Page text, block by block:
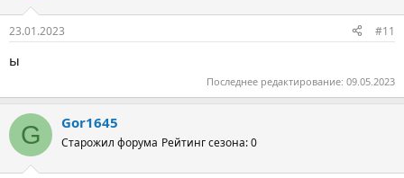
23.01.2023 #11
ы
Последнее редактирование: 09.05.2023
G Gor1645
Старожил форума Рейтинг сезона: 0